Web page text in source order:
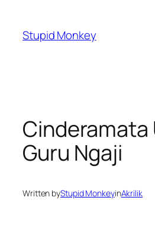
content
Stupid Monkey
Cinderamata
Guru Ngaji
Written byStupid MonkeyinAkrilik